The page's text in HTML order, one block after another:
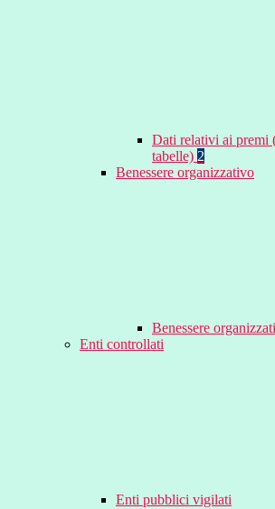
Dati relativi ai premi
tabelle) 2
Benessere organizzativo
Benessere
Enti controllati
Enti pubblici vigilati